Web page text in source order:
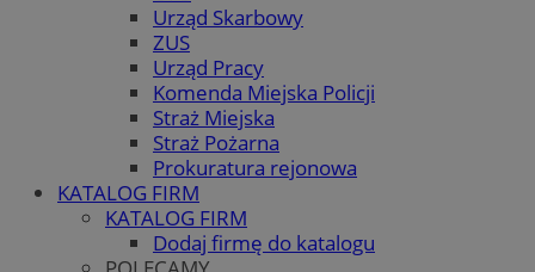
Urząd Skarbowy
ZUS
Urząd Pracy
Komenda Miejska Policji
Straż Miejska
Straż Pożarna
Prokuratura rejonowa
KATALOG FIRM
KATALOG FIRM
Dodaj firmę do katalogu